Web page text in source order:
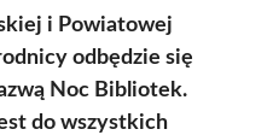
i Powiatowej
odbędzie się
Noc Bibliotek.
do wszystkich